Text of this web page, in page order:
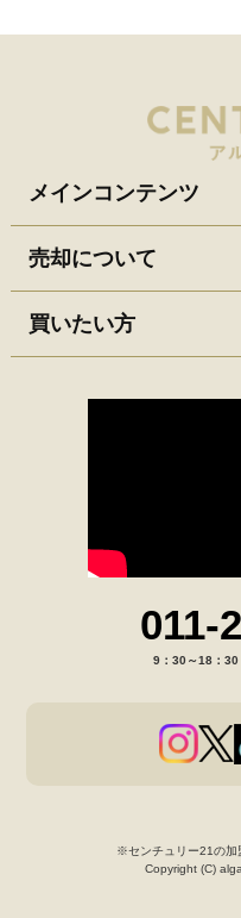
メインコンテンツ
売却について
買いたい方
011-
9：30～18：30
※センチュリー21の加
Copyright (C)